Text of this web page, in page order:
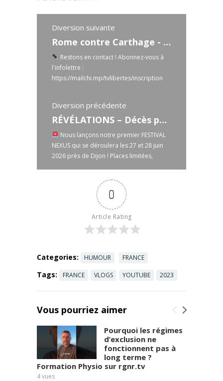
Diversion suivante
Rome contre Carthage - Passé-Présent avec Michel Fauquier - TVL
Restons en contact ! Abonnez-vous à
l'infolettre :
https://mailchi.mp/tvlibertes/inscription
souvent quelques ...Read more
Diversion précédente
RÉVÉLATIONS – Décès par statut vaccinal : pourquoi l’État bloque les données ? | Pierre Chaillot
Nous lançons notre premier FESTIVAL
NEXUS qui se déroulera les 27 et 28 juin
2026 près de Dijon ! Places limitées,
0
Article Rating
Categories: HUMOUR FRANCE
Tags: FRANCE VLOGS YOUTUBE 2023
Vous pourriez aimer
Pourquoi les régimes
d’exclusion ne
fonctionnent pas à
long terme ?
Formation Physio sur rgnr.tv
4vues